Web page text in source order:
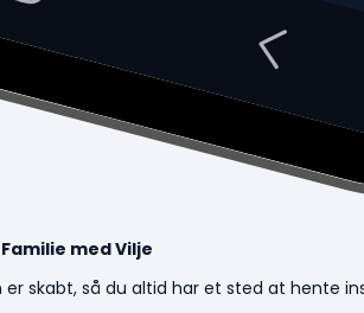
med Vilje
skabt, så du altid har et sted at hente